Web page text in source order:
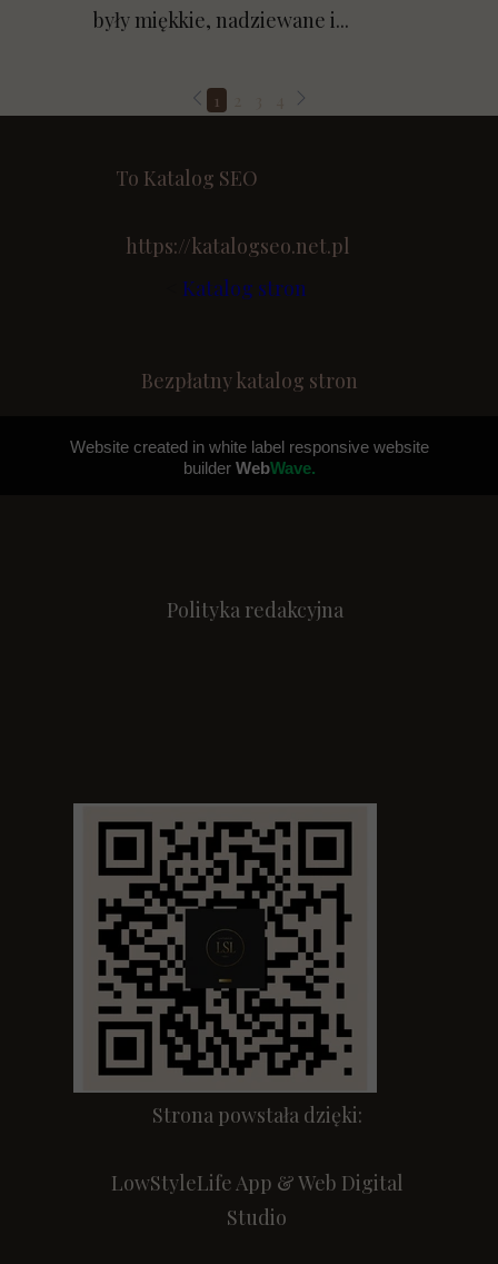
były miękkie, nadziewane i...
1
Polityka redakcyjna
Strona powstała dzięki:
LowStyleLife App & Web Digital
Studio
Katalog stron
Bezpłatny katalog stron
To Katalog SEO
https://katalogseo.net.pl
Website created in white label responsive website
builder WebWave.